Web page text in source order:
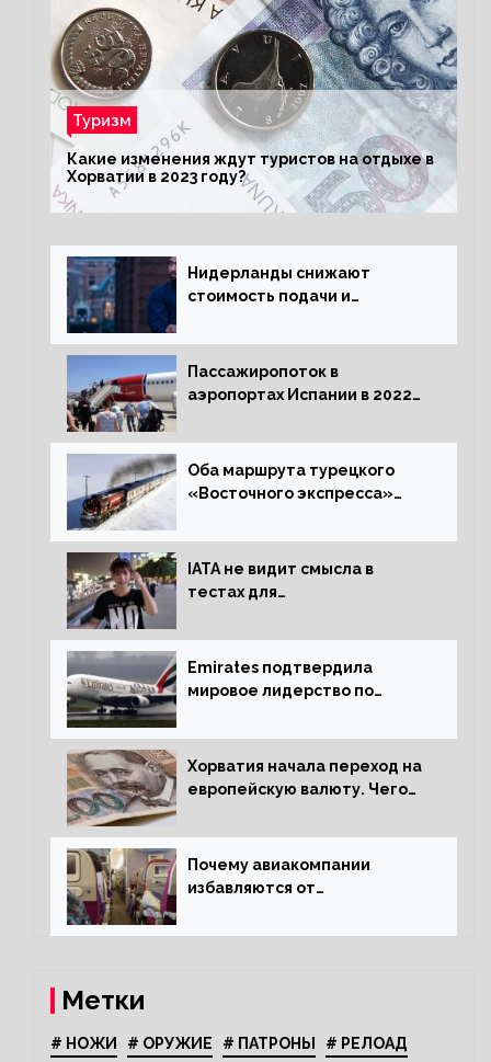
Туризм
Какие изменения ждут туристов на отдыхе в
Хорватии в 2023 году?
Нидерланды снижают
стоимость подачи и
жительство
Пассажиропоток в
аэропортах Испании в 2022
процентов
Оба маршрута турецкого
«Восточного экспресса»
IATA не видит смысла в
тестах для
Emirates подтвердила
мировое лидерство по
Хорватия начала переход на
европейскую валюту. Чего
Почему авиакомпании
избавляются от
Метки
# НОЖИ # ОРУЖИЕ # ПАТРОНЫ # РЕЛОАД